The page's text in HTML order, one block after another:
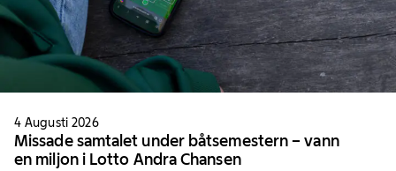
4 Augusti 2026
Missade samtalet under båtsemestern – vann
en miljon i Lotto Andra Chansen